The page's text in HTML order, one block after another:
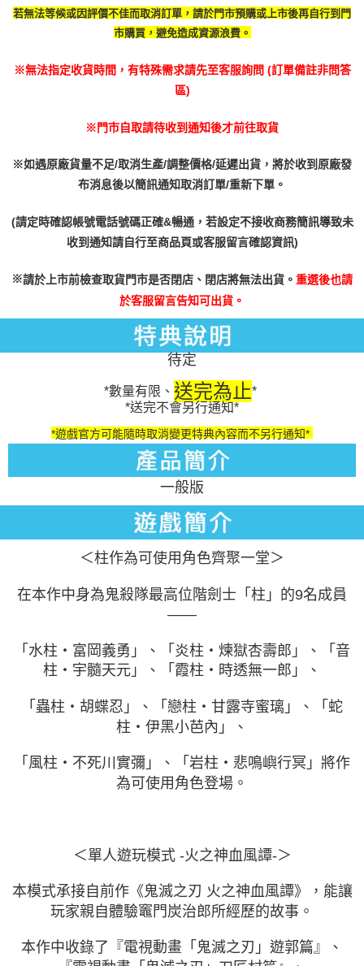
若無法等候或因評價不佳而取消訂單，請於門市預購或上市後再自行到門
市購買，避免造成資源浪費。
※無法指定收貨時間，有特殊需求請先至客服詢問 (訂單備註非問答
區)
※門市自取請待收到通知後才前往取貨
※如遇原廠貨量不足/取消生產/調整價格/延遲出貨，將於收到原廠發
布消息後以簡訊通知取消訂單/重新下單。
(請定時確認帳號電話號碼正確&暢通，若設定不接收商務簡訊導致未
收到通知請自行至商品頁或客服留言確認資訊)
※請於上市前檢查取貨門市是否閉店、閉店將無法出貨。 重選後也請
於客服留言告知可出貨。
待定
*數量有限、 送完為止*
*送完不會另行通知*
*遊戲官方可能隨時取消變更特典內容而不另行通知*
一般版
＜柱作為可使用角色齊聚一堂＞
在本作中身為鬼殺隊最高位階劍士「柱」的9名成員
——
「水柱・富岡義勇」、「炎柱・煉獄杏壽郎」、「音
柱・宇髓天元」、「霞柱・時透無一郎」、
「蟲柱・胡蝶忍」、「戀柱・甘露寺蜜璃」、「蛇
柱・伊黑小芭內」、
「風柱・不死川實彌」、「岩柱・悲鳴嶼行冥」將作
為可使用角色登場。
＜單人遊玩模式 -火之神血風譚-＞
本模式承接自前作《鬼滅之刃 火之神血風譚》，能讓
玩家親自體驗竈門炭治郎所經歷的故事。
本作中收錄了『電視動畫「鬼滅之刃」遊郭篇』、